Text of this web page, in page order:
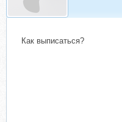
Как выписаться?